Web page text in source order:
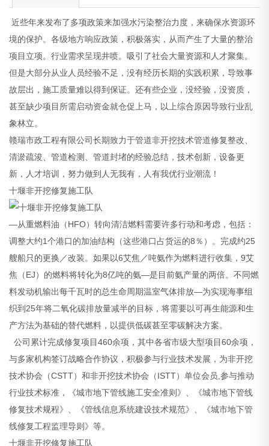
近些年来发布了多项政策来加强水污染整治力度，来确保水资源环
境的保护。各级地方响应政策，积极落实，从而产生了大量的整治
项目立项。行业需求呈现井喷。吸引了社会大量资源和人才聚集。
但是大部分从业人员经验不足，没有经历长期的实践积累，导致事
故层出，施工质量难以得到保证。还有些企业，没经验，没资质，
甚至缺少项目所需启动资金就仓促上马，以上综合原因导致行业乱
象林立。
赣瑞市政工程有限公司长期致力于管道非开挖技术管道修复整改、
清淤疏浚、管道检测、管道封堵的经验总结，技术创新，设备更
新，人才培训，努力做到人无我有，人有我优行业潮流！
十堰非开挖修复施工队
—从重燃料油（HFO）转向清洁燃料需要许多行动和考虑，包括：
调整大约1个港口的加油结构（这些港口占货运的8％）。完成约25
艘船只的更换／改装。如果以6艾焦／吨氨作为燃料进行收集，9艾
焦（EJ）的燃料将转化为8亿吨的氨—是目前氨产量的两倍。不同燃
料发动机输出每千瓦时的总生命周期温室气体排放—为实现海事组
织到25年将二氧化碳排放量减半的目标，将需要以可再生能源和生
产方法为基础的替代燃料，以提供低碳甚至零碳解决方案。
公司累计完成修复项目460余项，其中各省市级大型项目60余项，
与多家机构签订战略合作协议，积极参与行业技术发展，为非开挖
技术协会（CSTT）和非开挖技术协会（ISTT）单位会员,参与推动
行业技术标准，《城市地下管线施工安全准则》、《城市地下管线
修复技术规程》、《管线信息系统建设技术规范》、《城市地下管
线修复工程监理导则》等。
十堰非开挖修复施工队